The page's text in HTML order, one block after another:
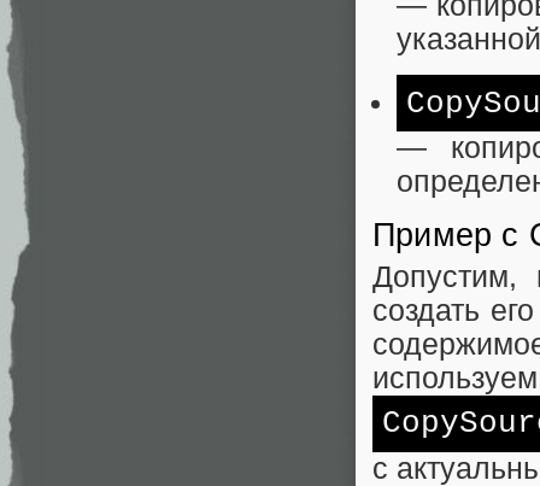
—
Пример с
создать
используем
с